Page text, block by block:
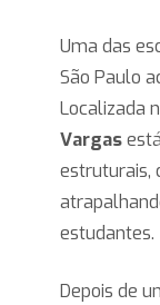
Uma das
São Paulo
Localizada
Vargas
estruturais,
estudantes.
Depois de